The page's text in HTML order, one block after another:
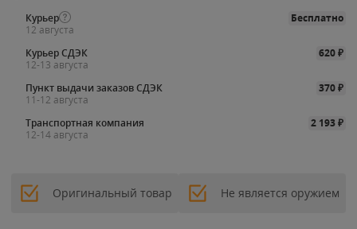
Курьер
Бесплатно
12 августа
Курьер СДЭК
620₽
12-13 августа
Пункт выдачи заказов СДЭК
370₽
11-12 августа
Транспортная компания
2 193₽
12-14 августа
Оригинальный товар Не является оружием